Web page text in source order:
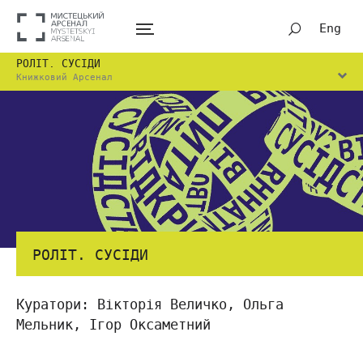
Eng
РОЛІТ. СУСІДИ
Книжковий Арсенал
РОЛІТ. СУСІДИ
Куратори: Вікторія Величко, Ольга
Мельник, Ігор Оксаметний